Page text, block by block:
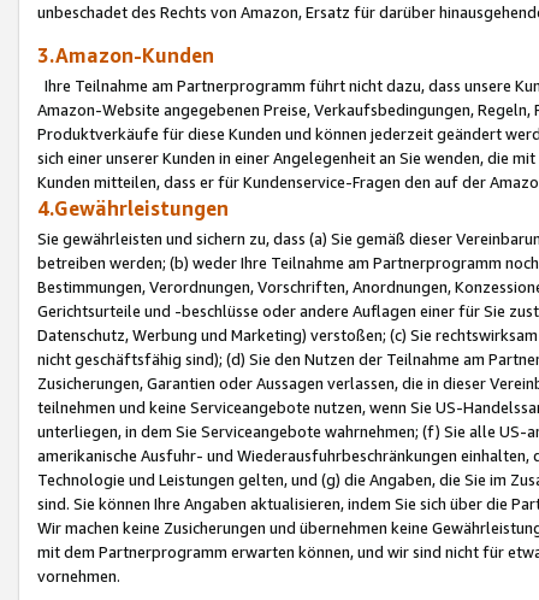
unbeschadet des Rechts von Amazon, Ersatz für darüber
3.Amazon-Kunden
Ihre Teilnahme am Partnerprogramm führt nicht dazu, dass unsere
Amazon-Website angegebenen Preise, Verkaufsbedingungen,
Produktverkäufe für diese Kunden und können jederzeit geändert
sich einer unserer Kunden in einer Angelegenheit an Sie wenden, die
Kunden mitteilen, dass er für Kundenservice-Fragen den auf der
4.Gewährleistungen
Sie gewährleisten und sichern zu, dass (a) Sie gemäß dieser
betreiben werden; (b) weder Ihre Teilnahme am Partnerprogramm
Bestimmungen, Verordnungen, Vorschriften, Anordnungen,
Gerichtsurteile und -beschlüsse oder andere Auflagen einer für Sie
Datenschutz, Werbung und Marketing) verstoßen; (c) Sie
nicht geschäftsfähig sind); (d) Sie den Nutzen der Teilnahme am
Zusicherungen, Garantien oder Aussagen verlassen, die in dieser
teilnehmen und keine Serviceangebote nutzen, wenn Sie US-
unterliegen, in dem Sie Serviceangebote wahrnehmen; (f) Sie alle
amerikanische Ausfuhr- und Wiederausfuhrbeschränkungen
Technologie und Leistungen gelten, und (g) die Angaben, die Sie im
sind. Sie können Ihre Angaben aktualisieren, indem Sie sich über die
Wir machen keine Zusicherungen und übernehmen keine
mit dem Partnerprogramm erwarten können, und wir sind nicht für
vornehmen.